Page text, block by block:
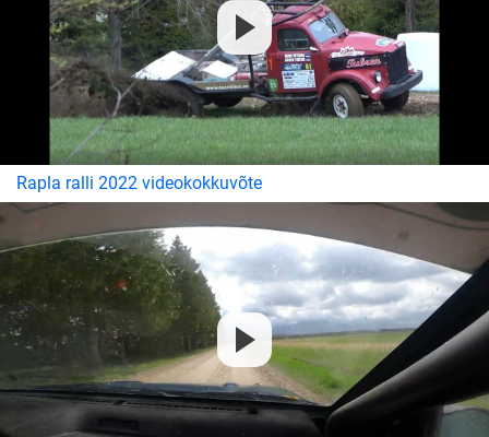
Rapla ralli 2022 videokokkuvõte